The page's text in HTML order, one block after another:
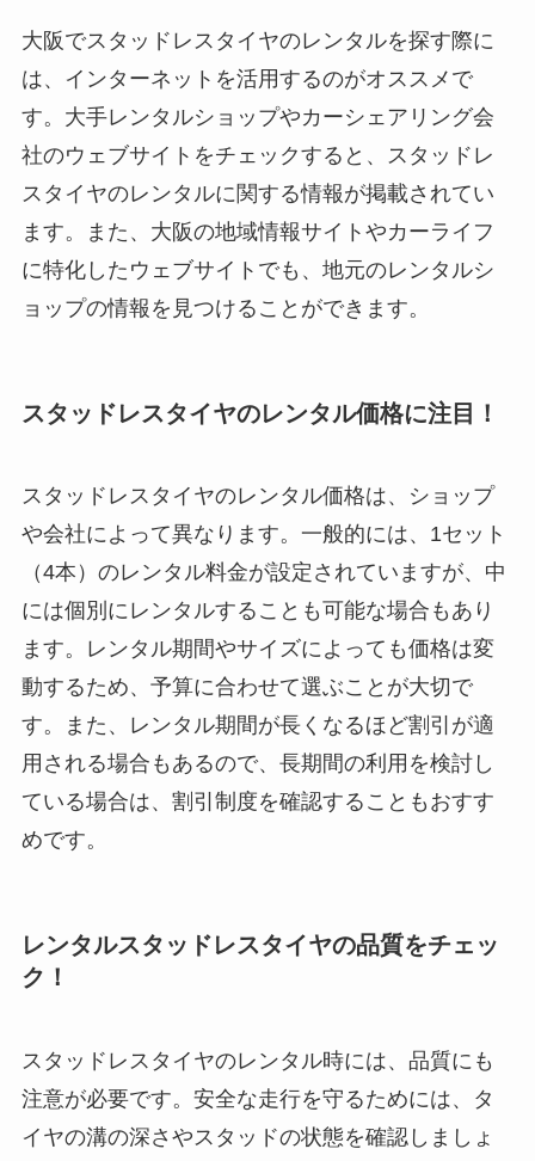
大阪でスタッドレスタイヤのレンタルを探す際に
は、インターネットを活用するのがオススメで
す。大手レンタルショップやカーシェアリング会
社のウェブサイトをチェックすると、スタッドレ
スタイヤのレンタルに関する情報が掲載されてい
ます。また、大阪の地域情報サイトやカーライフ
に特化したウェブサイトでも、地元のレンタルシ
ョップの情報を見つけることができます。
スタッドレスタイヤのレンタル価格に注目！
スタッドレスタイヤのレンタル価格は、ショップ
や会社によって異なります。一般的には、1セット
（4本）のレンタル料金が設定されていますが、中
には個別にレンタルすることも可能な場合もあり
ます。レンタル期間やサイズによっても価格は変
動するため、予算に合わせて選ぶことが大切で
す。また、レンタル期間が長くなるほど割引が適
用される場合もあるので、長期間の利用を検討し
ている場合は、割引制度を確認することもおすす
めです。
レンタルスタッドレスタイヤの品質をチェッ
ク！
スタッドレスタイヤのレンタル時には、品質にも
注意が必要です。安全な走行を守るためには、タ
イヤの溝の深さやスタッドの状態を確認しましょ